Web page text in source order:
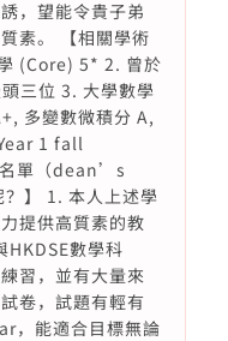
，望能令貴子弟
素。 【相關學術
(Core) 5* 2. 曾於
三位 3. 大學數學
多變數微積分 A,
1 fall
單（dean’s
】 1. 本人上述學
提供高質素的教
HKDSE數學科
習，並有大量來
卷，試題有輕有
，能適合目標無論